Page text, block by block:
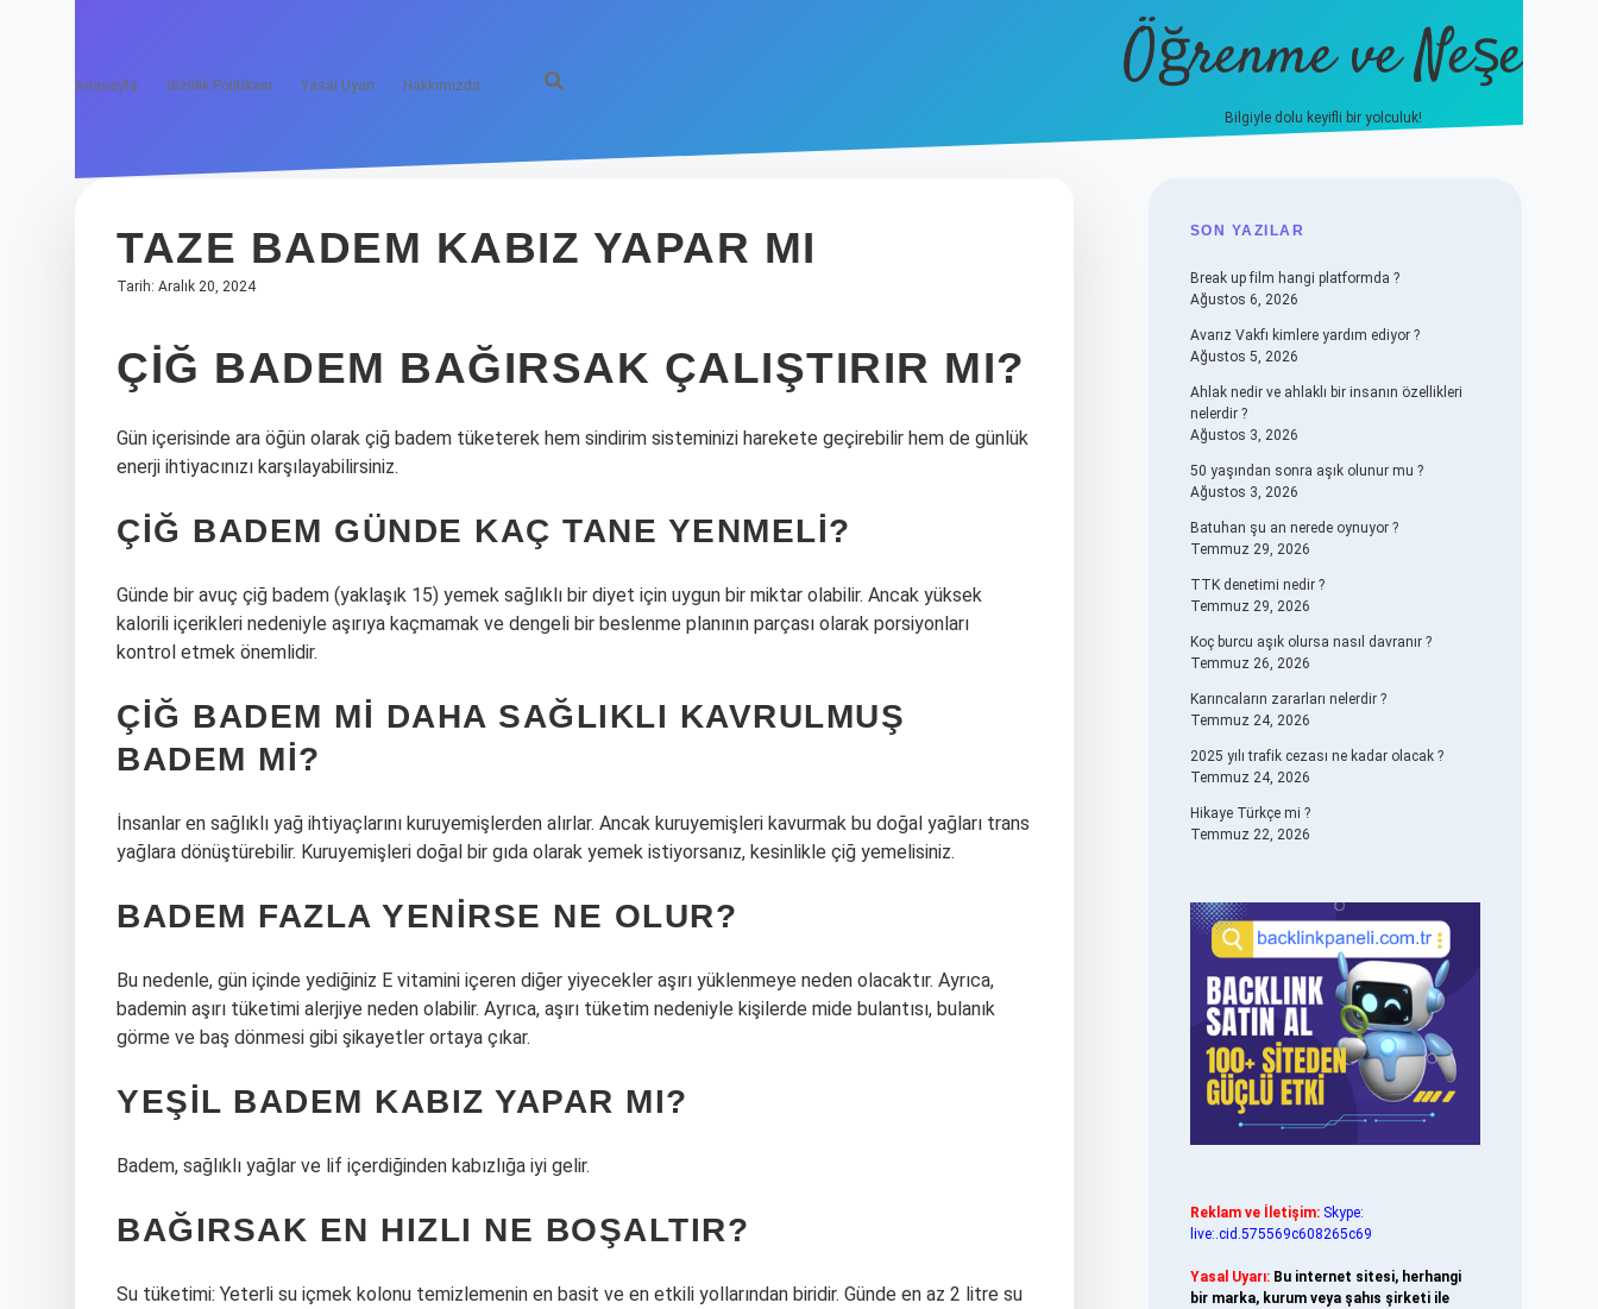
Anasayfa Gizlilik Politikası Yasal Uyarı Hakkımızda Öğrenme ve Neşe
Bilgiyle dolu keyifli bir yolculuk!
TAZE BADEM KABIZ YAPAR MI
Tarih: Aralık 20, 2024
ÇIĞ BADEM BAĞIRSAK ÇALIŞTIRIR MI?
Gün içerisinde ara öğün olarak çiğ badem tüketerek hem sindirim sisteminizi harekete geçirebilir hem de günlük
enerji ihtiyacınızı karşılayabilirsiniz.
ÇIĞ BADEM GÜNDE KAÇ TANE YENMELI?
Günde bir avuç çiğ badem (yaklaşık 15) yemek sağlıklı bir diyet için uygun bir miktar olabilir. Ancak yüksek
kalorili içerikleri nedeniyle aşırıya kaçmamak ve dengeli bir beslenme planının parçası olarak porsiyonları
kontrol etmek önemlidir.
ÇIĞ BADEM MI DAHA SAĞLIKLI KAVRULMUŞ
BADEM MI?
İnsanlar en sağlıklı yağ ihtiyaçlarını kuruyemişlerden alırlar. Ancak kuruyemişleri kavurmak bu doğal yağları trans
yağlara dönüştürebilir. Kuruyemişleri doğal bir gıda olarak yemek istiyorsanız, kesinlikle çiğ yemelisiniz.
BADEM FAZLA YENIRSE NE OLUR?
Bu nedenle, gün içinde yediğiniz E vitamini içeren diğer yiyecekler aşırı yüklenmeye neden olacaktır. Ayrıca,
bademin aşırı tüketimi alerjiye neden olabilir. Ayrıca, aşırı tüketim nedeniyle kişilerde mide bulantısı, bulanık
görme ve baş dönmesi gibi şikayetler ortaya çıkar.
YEŞIL BADEM KABIZ YAPAR MI?
Badem, sağlıklı yağlar ve lif içerdiğinden kabızlığa iyi gelir.
BAĞIRSAK EN HIZLI NE BOŞALTIR?
Su tüketimi: Yeterli su içmek kolonu temizlemenin en basit ve en etkili yollarından biridir. Günde en az 2 litre su
SIDEBAR
SON YAZILAR
Break up film hangi platformda ?
Ağustos 6, 2026
Avarız Vakfı kimlere yardım ediyor ?
Ağustos 5, 2026
Ahlak nedir ve ahlaklı bir insanın özellikleri
nelerdir ?
Ağustos 3, 2026
50 yaşından sonra aşık olunur mu ?
Ağustos 3, 2026
Batuhan şu an nerede oynuyor ?
Temmuz 29, 2026
TTK denetimi nedir ?
Temmuz 29, 2026
Koç burcu aşık olursa nasıl davranır ?
Temmuz 26, 2026
Karıncaların zararları nelerdir ?
Temmuz 24, 2026
2025 yılı trafik cezası ne kadar olacak ?
Temmuz 24, 2026
Hikaye Türkçe mi ?
Temmuz 22, 2026
Reklam ve İletişim: Skype:
live:.cid.575569c608265c69
Yasal Uyarı: Bu internet sitesi, herhangi
bir marka, kurum veya şahıs şirketi ile